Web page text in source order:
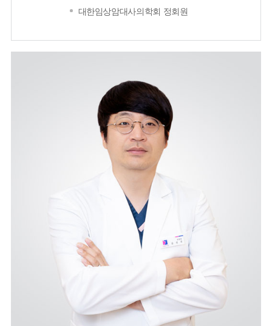
대한임상암대사의학회 정회원